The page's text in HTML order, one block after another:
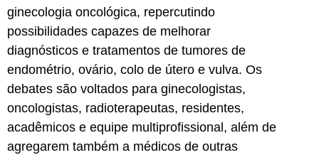
ginecologia oncológica, repercutindo
possibilidades capazes de melhorar
diagnósticos e tratamentos de tumores de
endométrio, ovário, colo de útero e vulva. Os
debates são voltados para ginecologistas,
oncologistas, radioterapeutas, residentes,
acadêmicos e equipe multiprofissional, além de
agregarem também a médicos de outras